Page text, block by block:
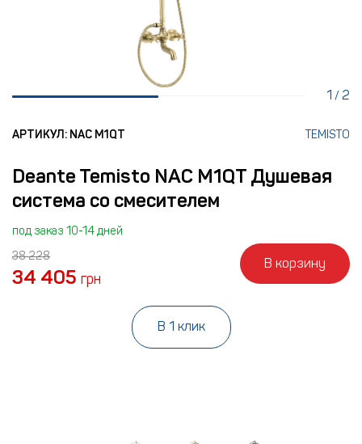
1 /2
АРТИКУЛ: NAC M1QT TEMISTO
Deante Temisto NAC M1QT Душевая
система со смесителем
под заказ 10-14 дней
38 228
34 405 грн
В корзину
В 1 клик